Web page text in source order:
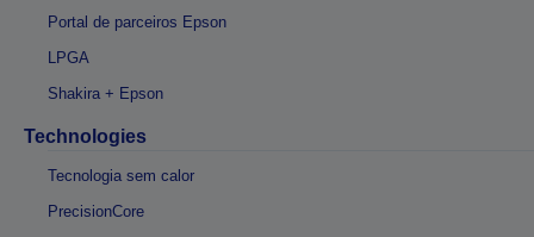
Portal de parceiros Epson
LPGA
Shakira + Epson
Technologies
Tecnologia sem calor
PrecisionCore